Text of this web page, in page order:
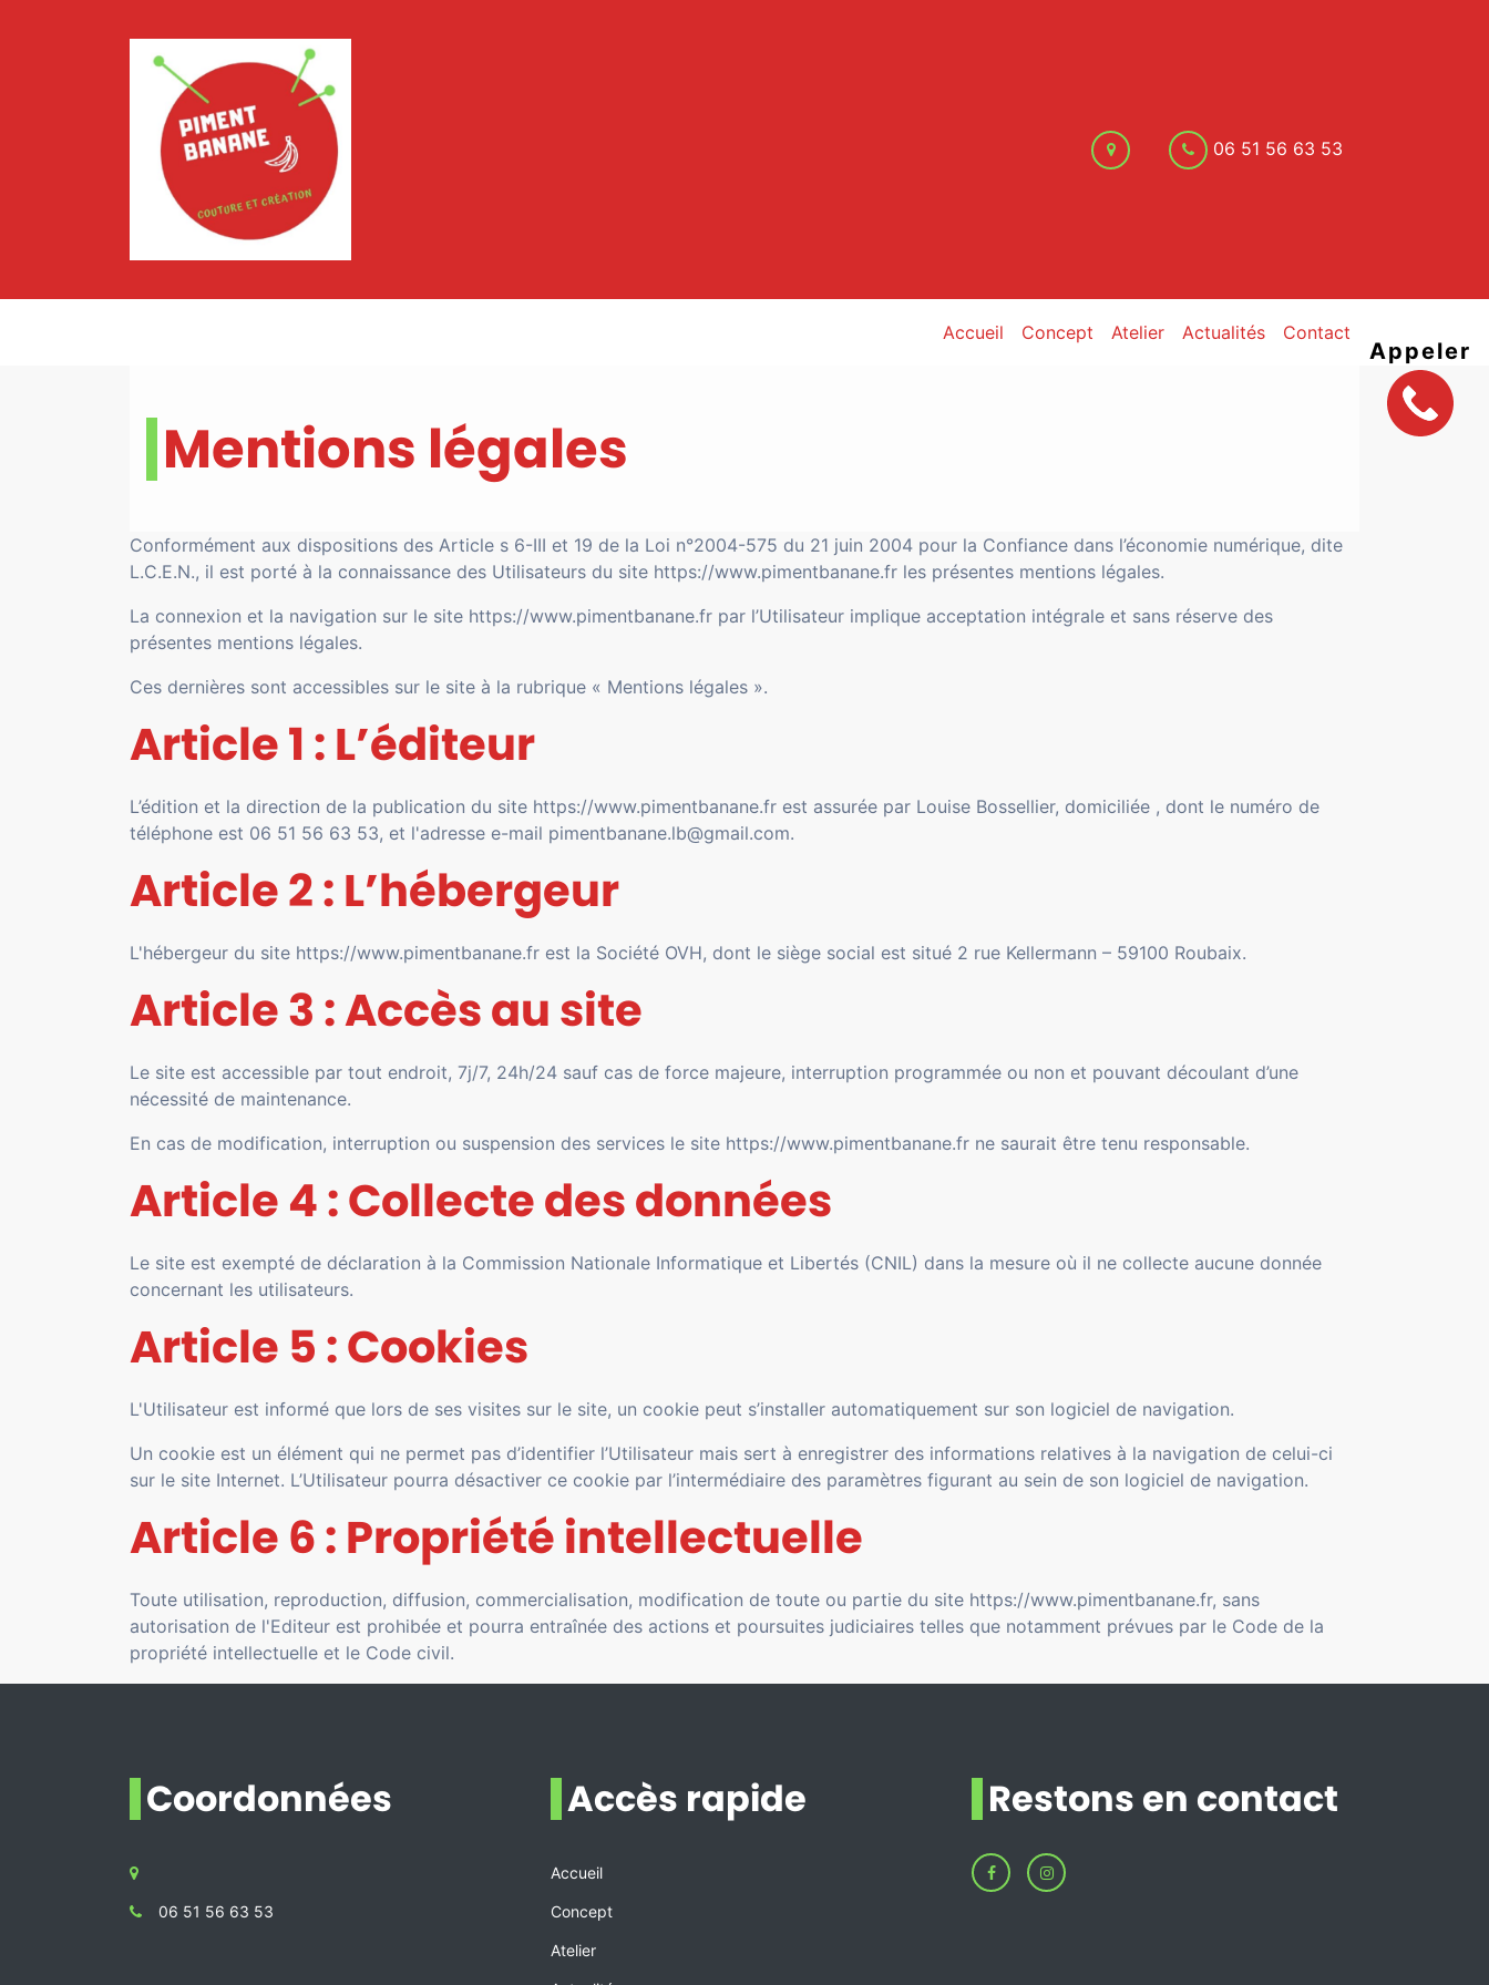
Appeler
06 51 56 63 53
Accueil Concept Atelier Actualités Contact
Mentions légales
Conformément aux dispositions des Article s 6-III et 19 de la Loi n°2004-575 du 21 juin 2004 pour la Confiance dans l’économie numérique, dite
L.C.E.N., il est porté à la connaissance des Utilisateurs du site https://www.pimentbanane.fr les présentes mentions légales.
La connexion et la navigation sur le site https://www.pimentbanane.fr par l’Utilisateur implique acceptation intégrale et sans réserve des
présentes mentions légales.
Ces dernières sont accessibles sur le site à la rubrique « Mentions légales ».
Article 1 : L’éditeur
L’édition et la direction de la publication du site https://www.pimentbanane.fr est assurée par Louise Bossellier, domiciliée , dont le numéro de
téléphone est 06 51 56 63 53, et l'adresse e-mail pimentbanane.lb@gmail.com.
Article 2 : L’hébergeur
L'hébergeur du site https://www.pimentbanane.fr est la Société OVH, dont le siège social est situé 2 rue Kellermann – 59100 Roubaix.
Article 3 : Accès au site
Le site est accessible par tout endroit, 7j/7, 24h/24 sauf cas de force majeure, interruption programmée ou non et pouvant découlant d’une
nécessité de maintenance.
En cas de modification, interruption ou suspension des services le site https://www.pimentbanane.fr ne saurait être tenu responsable.
Article 4 : Collecte des données
Le site est exempté de déclaration à la Commission Nationale Informatique et Libertés (CNIL) dans la mesure où il ne collecte aucune donnée
concernant les utilisateurs.
Article 5 : Cookies
L'Utilisateur est informé que lors de ses visites sur le site, un cookie peut s’installer automatiquement sur son logiciel de navigation.
Un cookie est un élément qui ne permet pas d’identifier l’Utilisateur mais sert à enregistrer des informations relatives à la navigation de celui-ci
sur le site Internet. L’Utilisateur pourra désactiver ce cookie par l’intermédiaire des paramètres figurant au sein de son logiciel de navigation.
Article 6 : Propriété intellectuelle
Toute utilisation, reproduction, diffusion, commercialisation, modification de toute ou partie du site https://www.pimentbanane.fr, sans
autorisation de l'Editeur est prohibée et pourra entraînée des actions et poursuites judiciaires telles que notamment prévues par le Code de la
propriété intellectuelle et le Code civil.
Coordonnées
06 51 56 63 53
Accès rapide
Accueil
Concept
Atelier
Restons en contact